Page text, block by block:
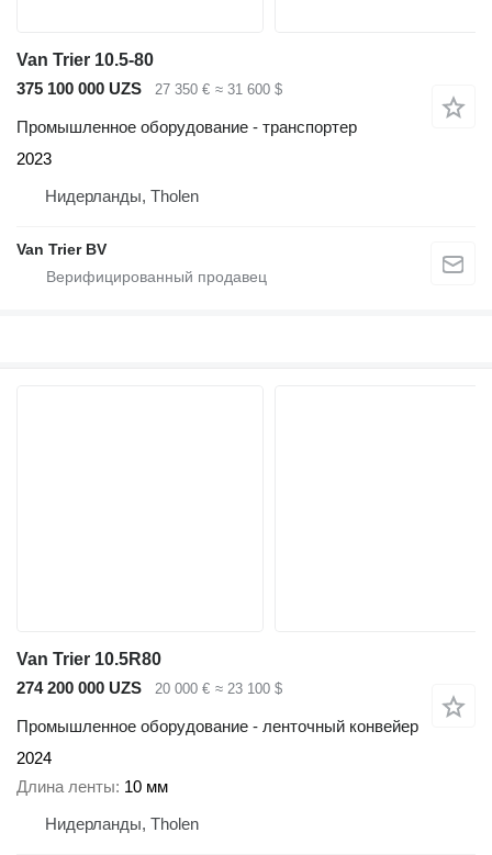
Van Trier 10.5-80
375 100 000 UZS
27 350 € ≈ 31 600 $
Промышленное оборудование - транспортер
2023
Нидерланды, Tholen
Van Trier BV
Van Trier 10.5R80
274 200 000 UZS
20 000 € ≈ 23 100 $
Промышленное оборудование - ленточный конвейер
2024
Длина ленты 10 мм
Нидерланды, Tholen